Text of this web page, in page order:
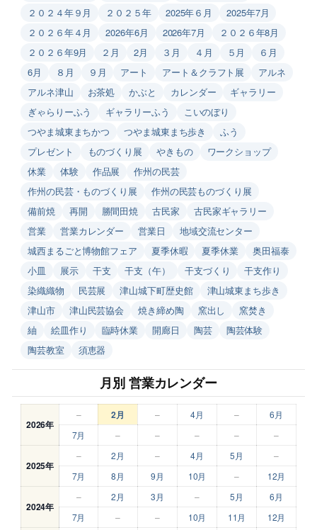
２０２４年９月
２０２５年 2025年６月
2025年7月
２０２６年４月
2026年6月 2026年7月
２０２６年8月
２０２６年9月
２月 2月 ３月 ４月 ５月
６月
6月
８月 ９月 アート アート＆クラフト展
アルネ
アルネ津山
お茶処 かぶと カレンダー
ギャラリー
ぎゃらりーふう
ギャラリーふう
こいのぼり
つやま城東まちかつ
つやま城東まち歩き
ふう
プレゼント
ものづくり展 やきもの
ワークショップ
休業
体験 作品展
作州の民芸
作州の民芸・ものづくり展
作州の民芸ものづくり展
備前焼
再開 勝間田焼 古民家
古民家ギャラリー
営業
営業カレンダー 営業日
地域交流センター
城西まるごと博物館フェア
夏季休暇 夏季休業
奥田福泰
小皿
展示 干支 干支（午） 干支づくり
干支作り
染織織物
民芸展 津山城下町歴史館
津山城東まち歩き
津山市
津山民芸協会 焼き締め陶 窯出し
窯焚き
紬
絵皿作り 臨時休業 開廊日 陶芸
陶芸体験
陶芸教室
須恵器
月別 営業カレンダー
2026年
– 2月 – 4月 –
6月
7月
– – – – –
2025年
– 2月 – 4月 5月
–
7月
8月 9月 10月 – 12月
2024年
– 2月 3月 – 5月
6月
7月
– – 10月 11月 12月